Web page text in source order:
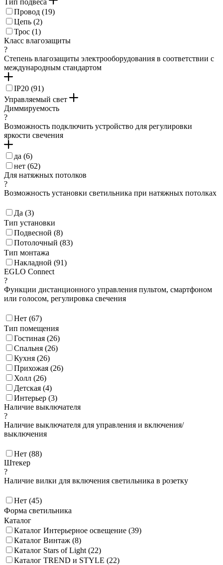
серебро матовое (
никель-матовый (
латунь состаренный (
коричн (
светло-коричн (1
Провод (19)
Цепь (2)
Трос (1)
Класс влагозащиты
?
Степень влагозащиты электрооборудования в соответствии с
международным стандартом
IP20 (91)
Управляемый свет
Диммируемость
?
Возможность подключить устройство для регулировки
яркости свечения
да (6)
нет (62)
Для натяжных потолков
?
Возможность установки светильника при натяжных потолках
Да (3)
Тип установки
Подвесной (8)
Потолочный (83)
Тип монтажа
Накладной (91)
EGLO Connect
?
Функции дистанционного управления пультом, смартфоном
или голосом, регулировка свечения
Нет (67)
Тип помещения
Гостиная (26)
Спальня (26)
Кухня (26)
Прихожая (26)
Холл (26)
Детская (4)
Интерьер (3)
Наличие выключателя
?
Наличие выключателя для управления и включения/
выключения
Нет (88)
Штекер
?
Наличие вилки для включения светильника в розетку
Нет (45)
Форма светильника
Каталог
Каталог Интерьерное освещение (39)
Каталог Винтаж (8)
Каталог Stars of Light (22)
Каталог TREND и STYLE (22)